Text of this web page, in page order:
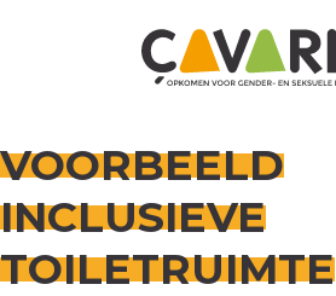
VOORBEELD
INCLUSIEVE
TOILETRUIMTE